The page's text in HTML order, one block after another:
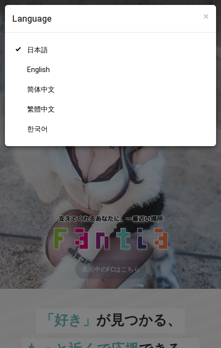
×
Language
日本語
English
简体中文
繁體中文
한국어
18+
表示中のFCはこちら
「好き」 が見つかる、